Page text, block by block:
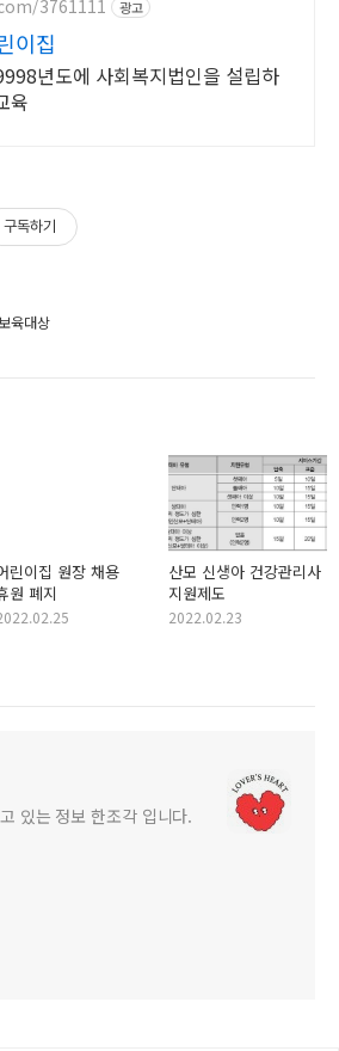
3761111 광고
이집
년도에 사회복지법인을 설립하
육
구독하기
육대상
린이집 원장 채용
원 폐지
산모 신생아 건강관리사
지원제도
2022.02.23
있는 정보 한조각 입니다.